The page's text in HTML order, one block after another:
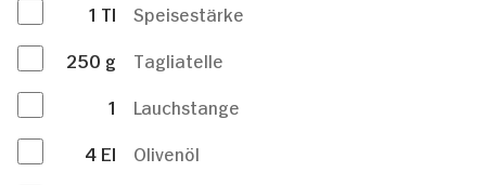
1 Tl
Speisestärke
250 g
Tagliatelle
1
Lauchstange
4 El
Olivenöl